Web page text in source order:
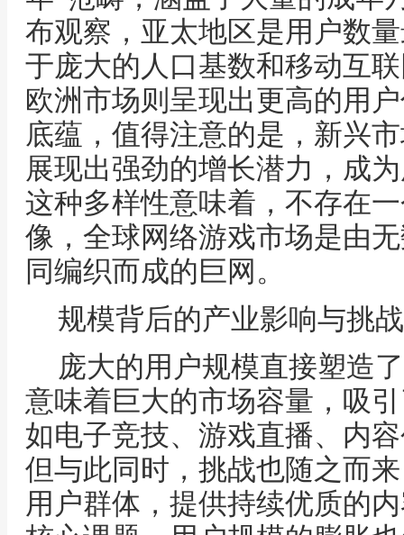
布观察，亚太地区是用户数
于庞大的人口基数和移动互
欧洲市场则呈现出更高的用
底蕴，值得注意的是，新兴
展现出强劲的增长潜力，成
这种多样性意味着，不存在
像，全球网络游戏市场是由
同编织而成的巨网。
规模背后的产业影响与挑战
庞大的用户规模直接塑造
意味着巨大的市场容量，吸
如电子竞技、游戏直播、内
但与此同时，挑战也随之而
用户群体，提供持续优质的